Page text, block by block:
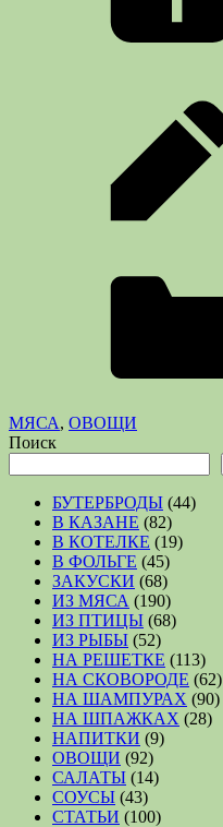
МЯСА, ОВОЩИ
Поиск
БУТЕРБРОДЫ (44)
В КАЗАНЕ (82)
В КОТЕЛКЕ (19)
В ФОЛЬГЕ (45)
ЗАКУСКИ (68)
ИЗ МЯСА (190)
ИЗ ПТИЦЫ (68)
ИЗ РЫБЫ (52)
НА РЕШЕТКЕ (113)
НА СКОВОРОДЕ (62)
НА ШАМПУРАХ (90)
НА ШПАЖКАХ (28)
НАПИТКИ (9)
ОВОЩИ (92)
САЛАТЫ (14)
СОУСЫ (43)
СТАТЬИ (100)